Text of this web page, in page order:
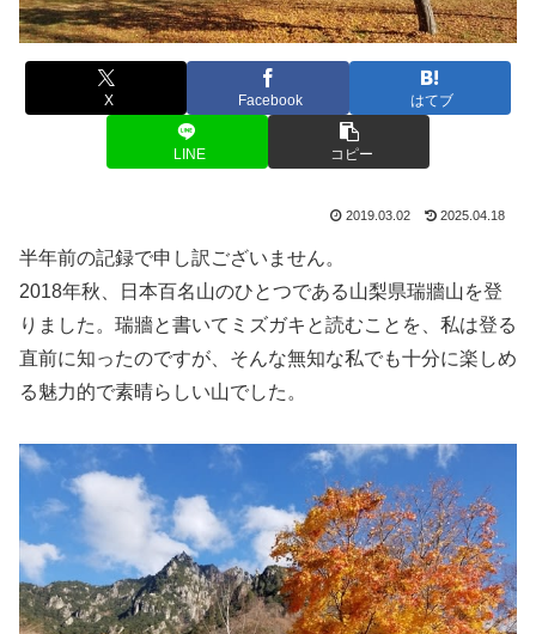
X Facebook はてブ
LINE コピー
2019.03.02 2025.04.18
半年前の記録で申し訳ございません。
2018年秋、日本百名山のひとつである山梨県瑞牆山を登
りました。瑞牆と書いてミズガキと読むことを、私は登る
直前に知ったのですが、そんな無知な私でも十分に楽しめ
る魅力的で素晴らしい山でした。